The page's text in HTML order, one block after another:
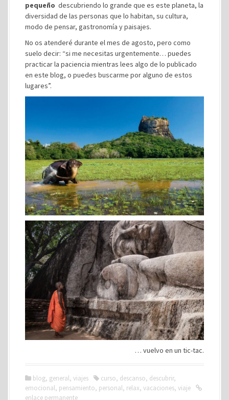
pequeño descubriendo lo grande que es este planeta, la
diversidad de las personas que lo habitan, su cultura,
modo de pensar, gastronomía y paisajes.
No os atenderé durante el mes de agosto, pero como
suelo decir: “si me necesitas urgentemente… puedes
practicar la paciencia mientras lees algo de lo publicado
en este blog, o puedes buscarme por alguno de estos
lugares”.
… vuelvo en un tic-tac.
blog, general, viajes curso, descanso, descubrir,
emocional, pensamiento, personal, relax, vacaciones, viaje
enlace permanente